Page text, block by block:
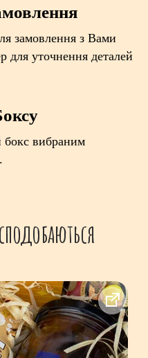
замовлення з Вами
для уточнення деталей
бокс вибраним